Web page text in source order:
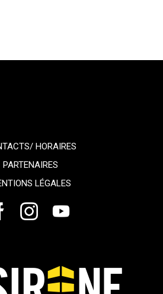
HORAIRES
PARTENAIRES
LÉGALES